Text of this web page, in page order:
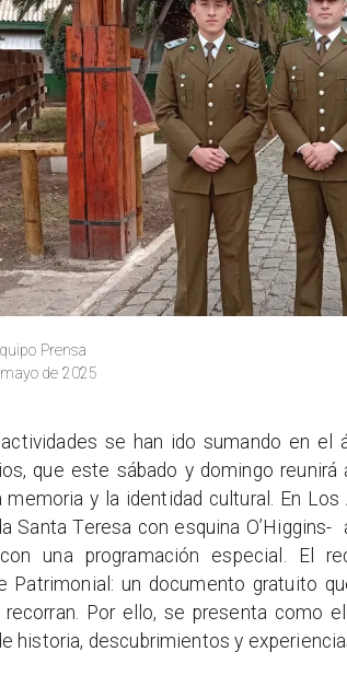
Prensa
de 2025
actividades se han ido sumando en
que este sábado y domingo
memoria y la identidad cultural. En
Santa Teresa con esquina
una programación especial. El
Patrimonial: un documento gratuito
recorran. Por ello, se presenta como
historia, descubrimientos y